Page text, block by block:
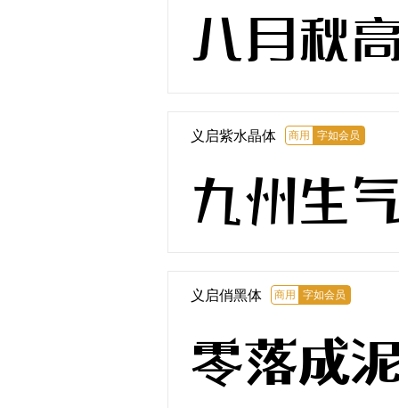
八月秋
义启紫水晶体 商用 字如会员
九州生
义启俏黑体 商用 字如会员
零落成